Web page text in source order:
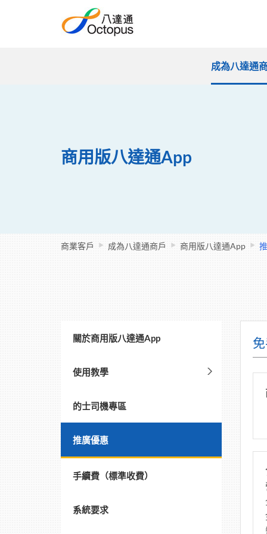
成為八達通
商用版八達通App
商業客戶 成為八達通商戶 商用版八達通App
關於商用版八達通App
使用教學
的士司機專區
推廣優惠
手續費（標準收費）
系統要求